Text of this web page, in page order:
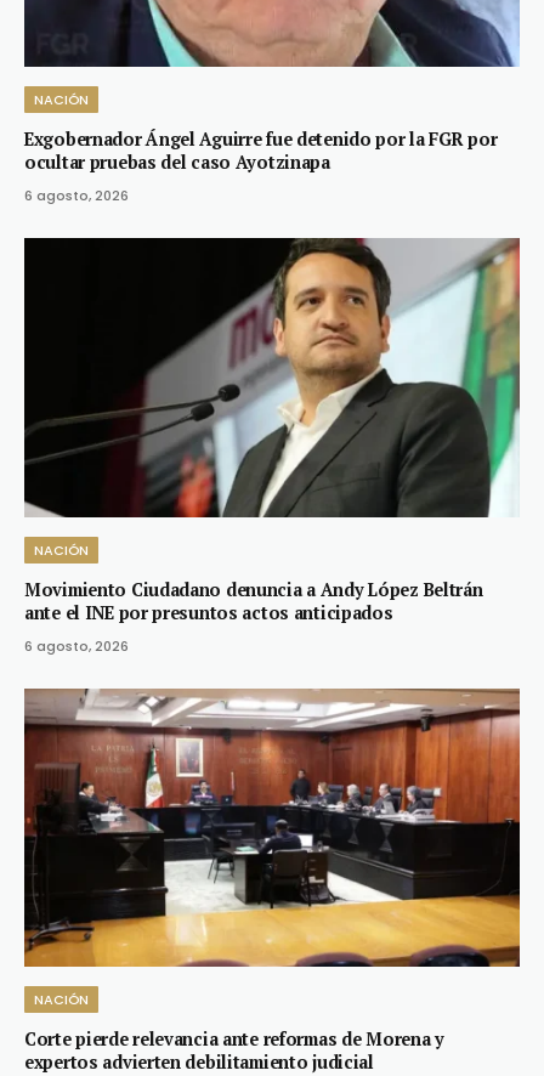
NACIÓN
Exgobernador Ángel Aguirre fue detenido por la FGR por
ocultar pruebas del caso Ayotzinapa
6 agosto, 2026
NACIÓN
Movimiento Ciudadano denuncia a Andy López Beltrán
ante el INE por presuntos actos anticipados
6 agosto, 2026
NACIÓN
Corte pierde relevancia ante reformas de Morena y
expertos advierten debilitamiento judicial